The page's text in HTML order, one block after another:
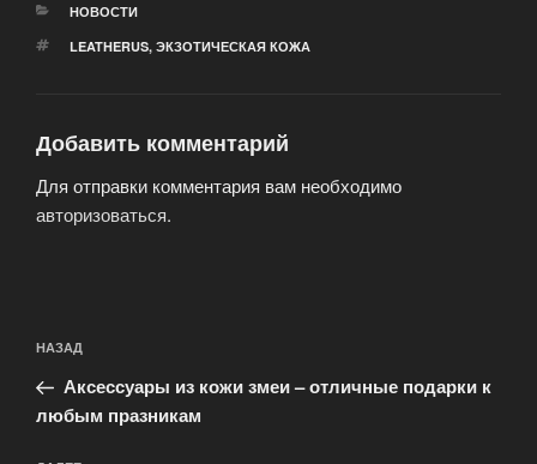
РУБРИКИ
НОВОСТИ
МЕТКИ
LEATHERUS, ЭКЗОТИЧЕСКАЯ КОЖА
Добавить комментарий
Для отправки комментария вам необходимо
авторизоваться.
по
записям
Предыдущая
запись:
НАЗАД
Аксессуары из кожи змеи – отличные подарки к
любым празникам